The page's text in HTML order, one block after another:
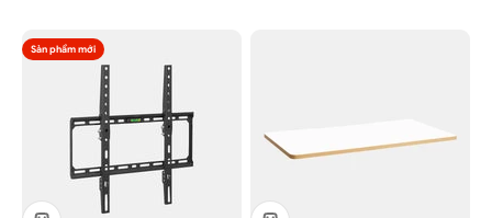
Sản phẩm mới